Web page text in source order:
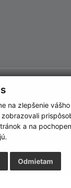
na zlepšenie
a na
Odmietam